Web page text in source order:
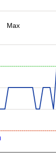
Max